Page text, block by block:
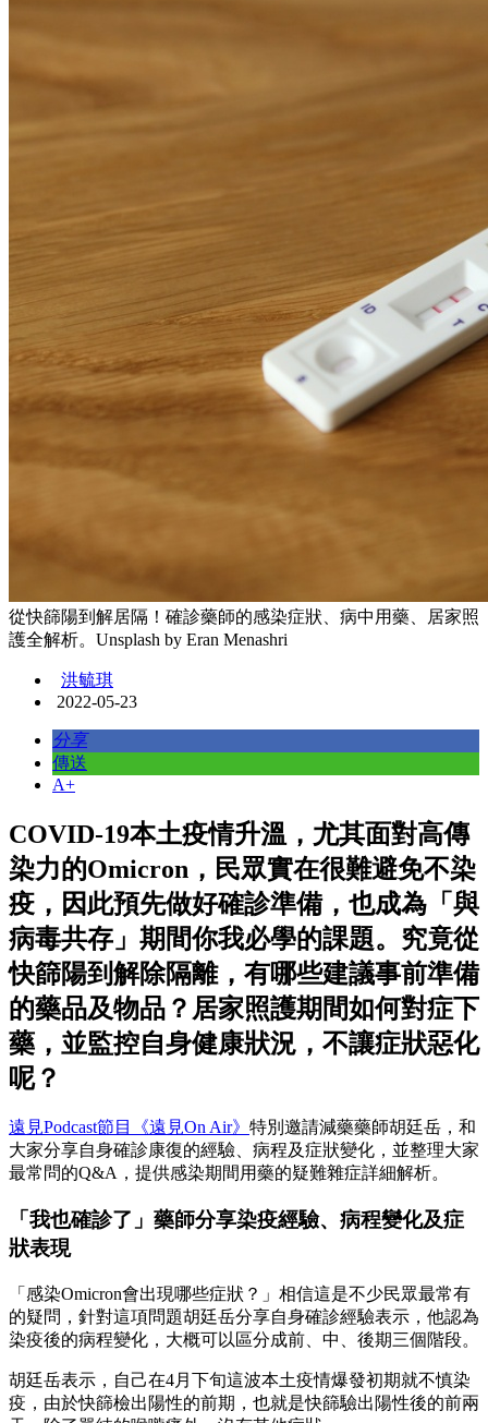
從快篩陽到解居隔！確診藥師的感染症狀、病中用藥、居家照
護全解析。Unsplash by Eran Menashri
洪毓琪
2022-05-23
分享
傳送
A+
COVID-19本土疫情升溫，尤其面對高傳
染力的Omicron，民眾實在很難避免不染
疫，因此預先做好確診準備，也成為「與
病毒共存」期間你我必學的課題。究竟從
快篩陽到解除隔離，有哪些建議事前準備
的藥品及物品？居家照護期間如何對症下
藥，並監控自身健康狀況，不讓症狀惡化
呢？
遠見Podcast節目《遠見On Air》 特別邀請減藥藥師胡廷岳，和
大家分享自身確診康復的經驗、病程及症狀變化，並整理大家
最常問的Q&A，提供感染期間用藥的疑難雜症詳細解析。
「我也確診了」藥師分享染疫經驗、病程變化及症
狀表現
「感染Omicron會出現哪些症狀？」相信這是不少民眾最常有
的疑問，針對這項問題胡廷岳分享自身確診經驗表示，他認為
染疫後的病程變化，大概可以區分成前、中、後期三個階段。
胡廷岳表示，自己在4月下旬這波本土疫情爆發初期就不慎染
疫，由於快篩檢出陽性的前期，也就是快篩驗出陽性後的前兩